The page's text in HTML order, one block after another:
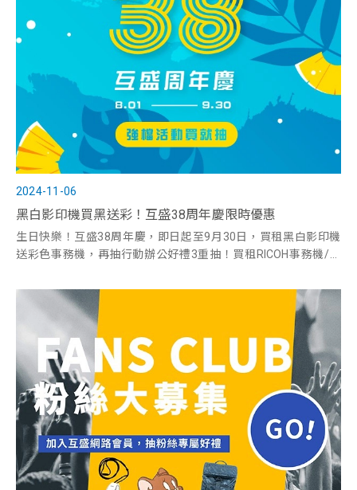
2024-11-06
黑白影印機買黑送彩！互盛38周年慶限時優惠
生日快樂！互盛38周年慶，即日起至9月30日，買租黑白影印機
送彩色事務機，再抽行動辦公好禮3重抽！買租RICOH事務機/印